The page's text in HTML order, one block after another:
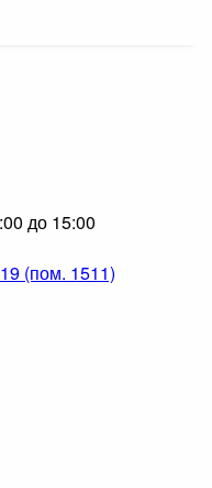
до 15:00
(пом. 1511)